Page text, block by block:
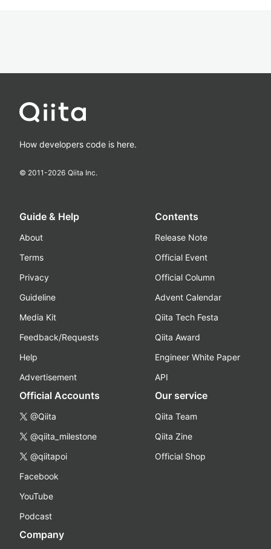
How developers code is here.
© 2011-2026 Qiita Inc.
Guide & Help
About
Terms
Privacy
Guideline
Media Kit
Feedback/Requests
Help
Advertisement
Contents
Release Note
Official Event
Official Column
Advent Calendar
Qiita Tech Festa
Qiita Award
Engineer White Paper
API
Official Accounts
@Qiita
@qiita_milestone
@qiitapoi
Facebook
YouTube
Podcast
Our service
Qiita Team
Qiita Zine
Official Shop
Company